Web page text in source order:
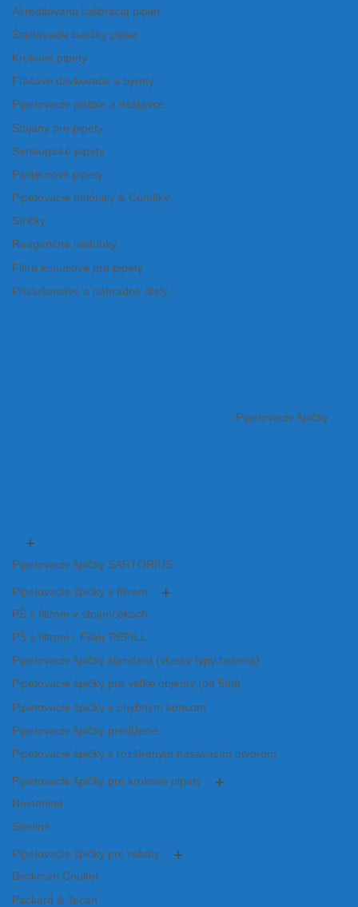
Akreditovaná kalibrácia pipiet
Štartovacie balíčky pipiet
Krokové pipety
Fľašové dávkovače a byrety
Pipetovacie pištole a nástavce
Stojany pre pipety
Serologické pipety
Pasteurové pipety
Pipetovacie balóniky & Cumlíky
Stričky
Reagenčné nádobky
Filtre kónusové pre pipety
Príslušenstvo a náhradné diely
Pipetovacie špičky
Pipetovacie špičky SARTORIUS
Pipetovacie špičky s filtrom
PŠ s filtrom v stojančekoch
PŠ s filtrom - Filter REFILL
Pipetovacie špičky štandard (všetky typy balenia)
Pipetovacie špičky pre veľké objemy (od 5ml)
Pipetovacie špičky s ohybným koncom
Pipetovacie špičky predĺžené
Pipetovacie špičky s rozšíreným nasávacím otvorom
Pipetovacie špičky pre krokové pipety
Nesterilné
Sterilné
Pipetovacie špičky pre roboty
Beckman Coulter
Packard & Tecan